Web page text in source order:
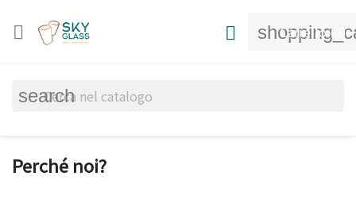
 Carrello(0)

search
Perché noi?